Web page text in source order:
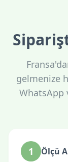
gelmenize
WhatsApp
1 Ölçü